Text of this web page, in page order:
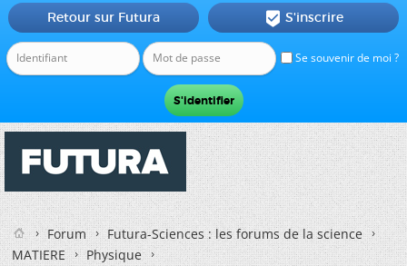
Se souvenir de moi ?
Retour sur Futura  S'inscrire
Forum
Futura-Sciences : les forums de la science
MATIERE
Physique